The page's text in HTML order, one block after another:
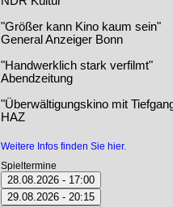
"Größer kann Kino kaum sein"
General Anzeiger Bonn
"Handwerklich stark verfilmt"
Abendzeitung
"Überwältigungskino mit
HAZ
Weitere Infos finden Sie hier.
Spieltermine